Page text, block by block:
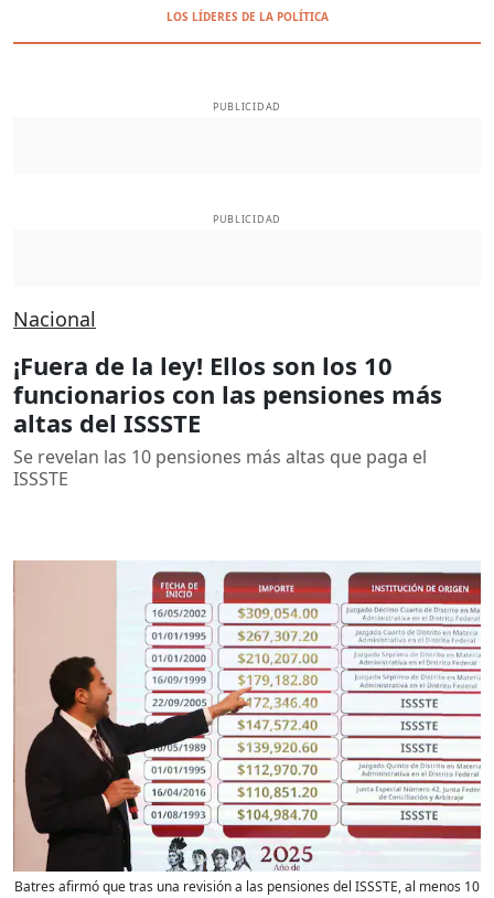
LOS LÍDERES DE LA POLÍTICA
PUBLICIDAD
PUBLICIDAD
Nacional
¡Fuera de la ley! Ellos son los 10
funcionarios con las pensiones más
altas del ISSSTE
Se revelan las 10 pensiones más altas que paga el
ISSSTE
Batres afirmó que tras una revisión a las pensiones del ISSSTE, al menos 10